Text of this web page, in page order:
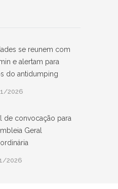
se reunem com
e alertam para
do antidumping
2026
de convocação para
Geral
2026